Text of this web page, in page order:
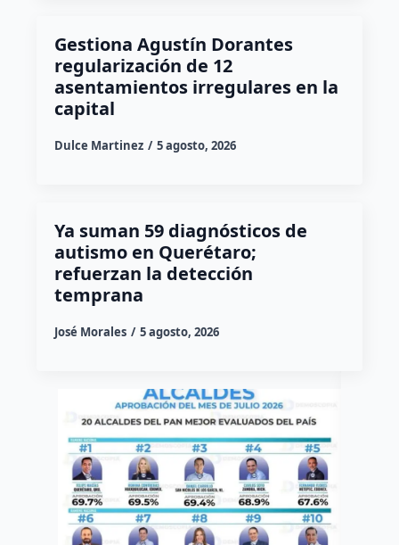
Gestiona Agustín Dorantes
regularización de 12
asentamientos irregulares en la
capital
Dulce Martinez 5 agosto, 2026
Ya suman 59 diagnósticos de
autismo en Querétaro;
refuerzan la detección
temprana
José Morales 5 agosto, 2026